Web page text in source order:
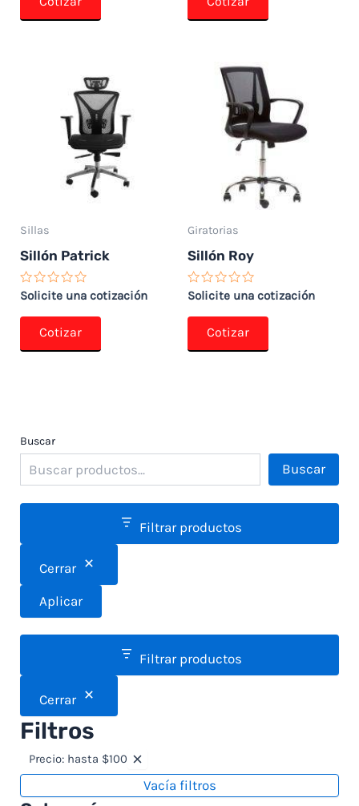
Buscar
Buscar
Filtrar productos
Cerrar
Aplicar
Filtrar productos
Cerrar
Filtros
Precio: hasta $100
Vacía filtros
Sillas
Sillón Patrick
Valorado
0
Solicite una cotización
Cotizar
Giratorias
Sillón Roy
Valorado
0
Solicite una cotización
Cotizar